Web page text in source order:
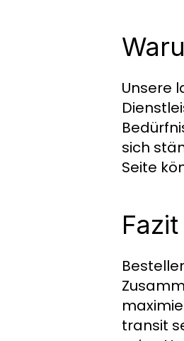
Unsere
sich
Seite
Fazit
transit